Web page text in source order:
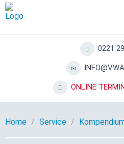
0221
ONLINE
Home Service